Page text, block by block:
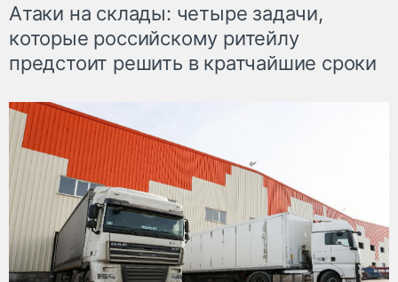
Атаки на склады: четыре задачи,
которые российскому ритейлу
предстоит решить в кратчайшие сроки